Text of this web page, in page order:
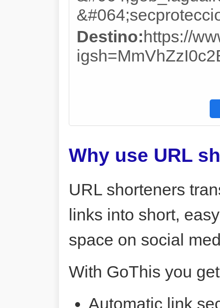
Destino:https://
Why use URL
URL shorteners
links into short,
space on social
With GoThis you
Automatic link